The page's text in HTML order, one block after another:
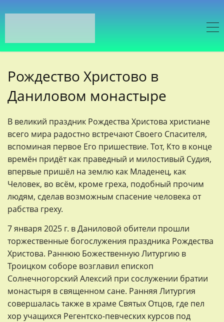
Рождество Христово в
Даниловом монастыре
В великий праздник Рождества Христова христиане
всего мира радостно встречают Своего Спасителя,
вспоминая первое Его пришествие. Тот, Кто в конце
времён придёт как праведный и милостивый Судия,
впервые пришёл на землю как Младенец, как
Человек, во всём, кроме греха, подобный прочим
людям, сделав возможным спасение человека от
рабства греху.
7 января 2025 г. в Даниловой обители прошли
торжественные богослужения праздника Рождества
Христова. Раннюю Божественную Литургию в
Троицком соборе возглавил епископ
Солнечногорский Алексий при сослужении братии
монастыря в священном сане. Ранняя Литургия
совершалась также в храме Святых Отцов, где пел
хор учащихся Регентско-певческих курсов под